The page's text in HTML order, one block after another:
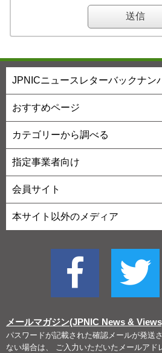
JPNICニュースレターバックナン
おすすめページ
カテゴリーから調べる
指定事業者向け
会員サイト
本サイト以外のメディア
メールマガジン(JPNIC News &
パスワードが記載された確認メールが発送
ない場合は、 ご入力いただいたメールアド